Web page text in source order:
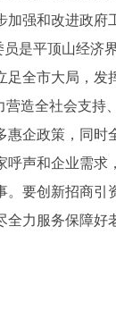
强和改进政府
是平顶山经济
足全市大局，发
营造全社会支持
惠企政策，同时
呼声和企业需求
要创新招商引
力服务保障好